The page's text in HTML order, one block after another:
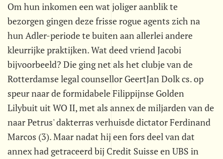
Om hun inkomen een wat joliger aanblik te
bezorgen gingen deze frisse rogue agents zich na
hun Adler-periode te buiten aan allerlei andere
kleurrijke praktijken. Wat deed vriend Jacobi
bijvoorbeeld? Die ging net als het clubje van de
Rotterdamse legal counsellor GeertJan Dolk cs. op
speur naar de formidabele Filippijnse Golden
Lilybuit uit WO II, met als annex de miljarden van de
naar Petrus' dakterras verhuisde dictator Ferdinand
Marcos (3). Maar nadat hij een fors deel van dat
annex had getraceerd bij Credit Suisse en UBS in